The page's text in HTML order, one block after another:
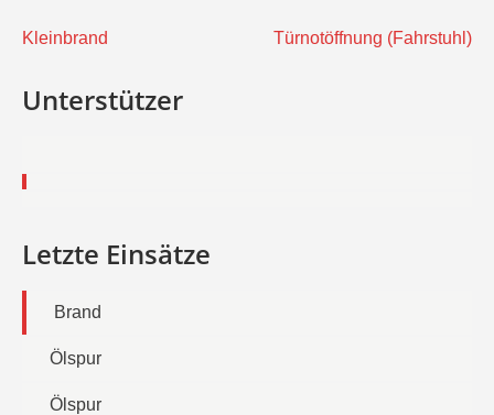
Beitragsnavigation
Kleinbrand Türnotöffnung (Fahrstuhl)
Unterstützer
Letzte Einsätze
Brand
Ölspur
Ölspur